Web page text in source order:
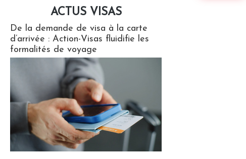
ACTUS VISAS
De la demande de visa à la carte
d’arrivée : Action-Visas fluidifie les
formalités de voyage